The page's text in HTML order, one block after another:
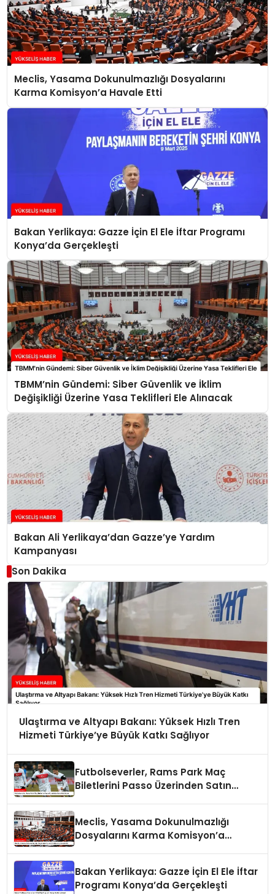
Meclis, Yasama Dokunulmazlığı Dosyalarını
Karma Komisyon’a Havale Etti
Bakan Yerlikaya: Gazze İçin El Ele İftar Programı
Konya’da Gerçekleşti
TBMM’nin Gündemi: Siber Güvenlik ve İklim
Değişikliği Üzerine Yasa Teklifleri Ele Alınacak
Bakan Ali Yerlikaya’dan Gazze’ye Yardım
Kampanyası
Son Dakika
Ulaştırma ve Altyapı Bakanı: Yüksek Hızlı Tren
Hizmeti Türkiye’ye Büyük Katkı Sağlıyor
Futbolseverler, Rams Park Maç
Biletlerini Passo Üzerinden Satın
Meclis, Yasama Dokunulmazlığı
Dosyalarını Karma Komisyon’a
Bakan Yerlikaya: Gazze İçin El Ele İftar
Programı Konya’da Gerçekleşti